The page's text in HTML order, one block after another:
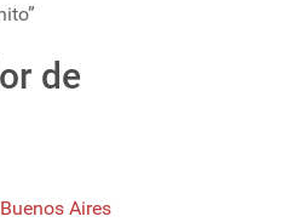
de
Aires